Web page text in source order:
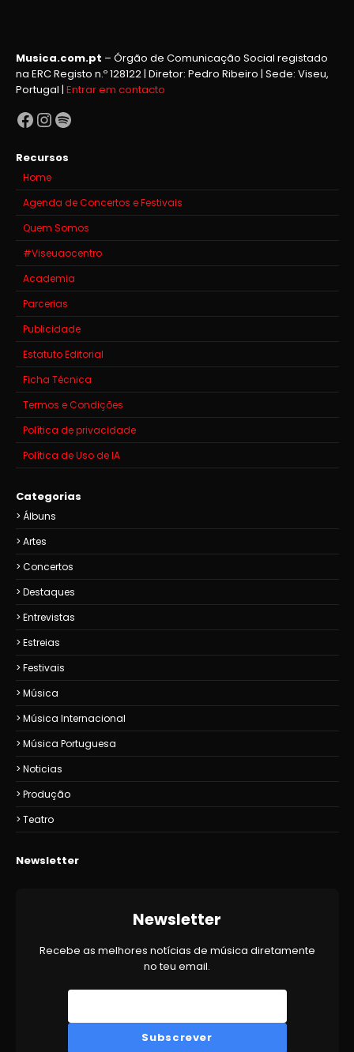
Musica.com.pt – Órgão de Comunicação Social registado
na ERC Registo n.º 128122 | Diretor: Pedro Ribeiro | Sede: Viseu,
Portugal | Entrar em contacto
Facebook
Instagram
Spotify
Recursos
Home
Agenda de Concertos e Festivais
Quem Somos
#Viseuaocentro
Academia
Parcerias
Publicidade
Estatuto Editorial
Ficha Técnica
Termos e Condições
Política de privacidade
Política de Uso de IA
Categorias
Álbuns
Artes
Concertos
Destaques
Entrevistas
Estreias
Festivais
Música
Música Internacional
Música Portuguesa
Noticias
Produção
Teatro
Newsletter
Newsletter
Recebe as melhores notícias de música diretamente
no teu email.
Subscrever